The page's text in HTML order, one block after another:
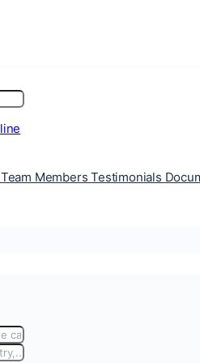
Team MembersTestimonials